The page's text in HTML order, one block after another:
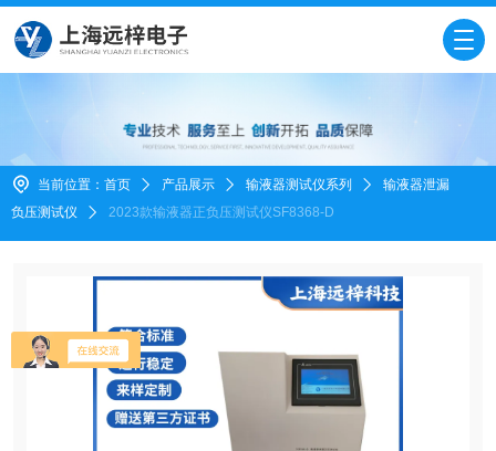
当前位置： 首页 产品展示 输液器测试仪系列
输液器泄漏
负压测试仪
2023款输液器正负压测试仪SF8368-D